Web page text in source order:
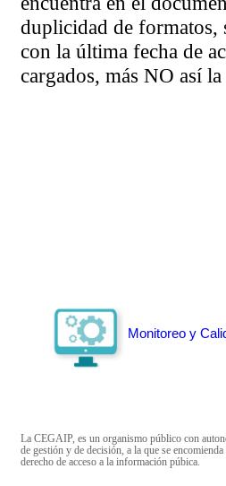
duplicidad de formatos,
con la última fecha de
cargados, más NO así
Monitoreo y
La CEGAIP, es un organismo público con
de gestión y de decisión, a la que se
derecho de acceso a la información púbica.